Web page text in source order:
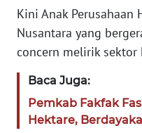
Kini Anak Perusahaan
Nusantara yang
concern melirik
Baca Juga:
Pemkab Fakfak
Hektare,
KONTAK
KAMI
INFO
IKLAN
TENTANG
KAMI